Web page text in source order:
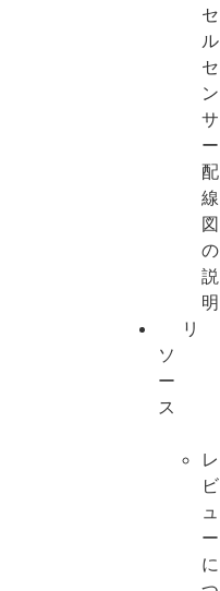
セ
ル
セ
ン
サ
ー
配
線
図
の
説
明
リ
ソ
ー
ス
レ
ビ
ュ
ー
に